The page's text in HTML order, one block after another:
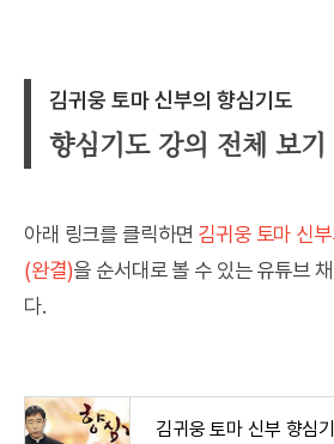
김귀웅 토마 신부의 향심기도
향심기도 강의 전체 보기
아래 링크를 클릭하면 김귀웅 토마 신
(완결)을 순서대로 볼 수 있는 유튜브
다.
김귀웅 토마 신부 향심